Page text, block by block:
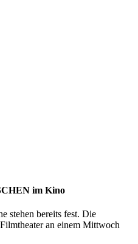
im Kino
stehen bereits fest. Die
an einem Mittwoch